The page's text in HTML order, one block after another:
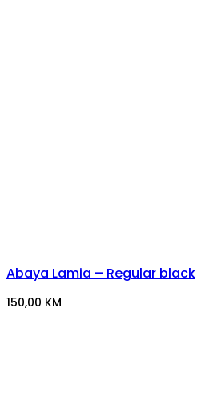
Abaya Lamia – Regular black
150,00 KM